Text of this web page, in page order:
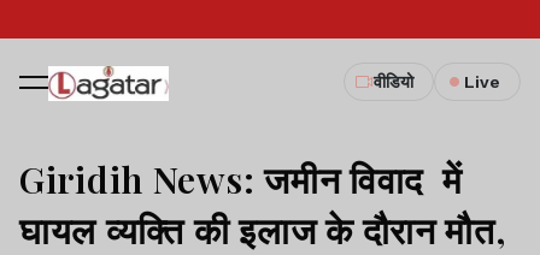
वीडियो Live
Giridih News: जमीन विवाद में
घायल व्यक्ति की इलाज के दौरान मौत,